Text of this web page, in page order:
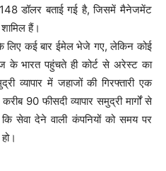
डॉलर बताई गई है, जिसमें मैनेजमेंट
हैं।
लिए कई बार ईमेल भेजे गए, लेकिन कोई
के भारत पहुंचते ही कोर्ट से अरेस्ट का
व्यापार में जहाजों की गिरफ्तारी एक
90 फीसदी व्यापार समुद्री मार्गों से
सेवा देने वाली कंपनियों को समय पर